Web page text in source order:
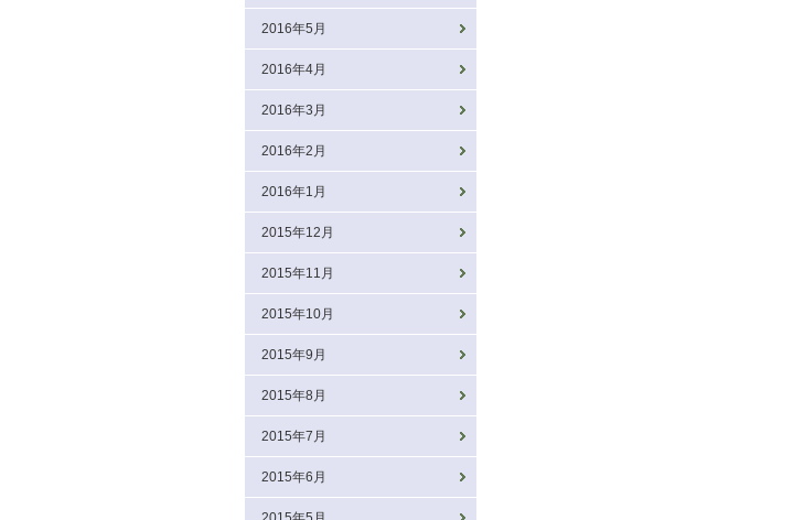
2016年5月
2016年4月
2016年3月
2016年2月
2016年1月
2015年12月
2015年11月
2015年10月
2015年9月
2015年8月
2015年7月
2015年6月